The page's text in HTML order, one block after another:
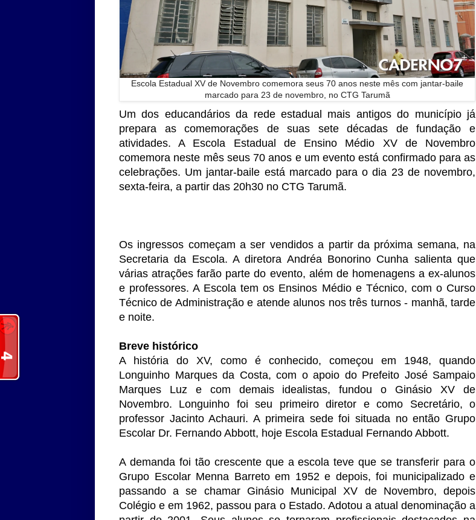
Escola Estadual XV de Novembro comemora seus 70 anos neste mês com jantar-baile
marcado para 23 de novembro, no CTG Tarumã
Um dos educandários da rede estadual mais antigos do município já
prepara as comemorações de suas sete décadas de fundação e
atividades. A Escola Estadual de Ensino Médio XV de Novembro
comemora neste mês seus 70 anos e um evento está confirmado para as
celebrações. Um jantar-baile está marcado para o dia 23 de novembro,
sexta-feira, a partir das 20h30 no CTG Tarumã.
Os ingressos começam a ser vendidos a partir da próxima semana, na
Secretaria da Escola. A diretora Andréa Bonorino Cunha salienta que
várias atrações farão parte do evento, além de homenagens a ex-alunos
e professores. A Escola tem os Ensinos Médio e Técnico, com o Curso
Técnico de Administração e atende alunos nos três turnos - manhã, tarde
e noite.
Breve histórico
A história do XV, como é conhecido, começou em 1948, quando
Longuinho Marques da Costa, com o apoio do Prefeito José Sampaio
Marques Luz e com demais idealistas, fundou o Ginásio XV de
Novembro. Longuinho foi seu primeiro diretor e como Secretário, o
professor Jacinto Achauri. A primeira sede foi situada no então Grupo
Escolar Dr. Fernando Abbott, hoje Escola Estadual Fernando Abbott.
A demanda foi tão crescente que a escola teve que se transferir para o
Grupo Escolar Menna Barreto em 1952 e depois, foi municipalizado e
passando a se chamar Ginásio Municipal XV de Novembro, depois
Colégio e em 1962, passou para o Estado. Adotou a atual denominação a